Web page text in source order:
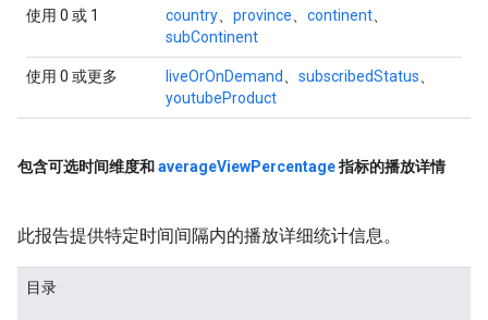
使用 0 或 1 country province continent
subContinent
使用 0 或更多 liveOrOnDemand subscribedStatus
youtubeProduct
包含可选时间维度和averageViewPercentage指标的播放详情
此报告提供特定时间间隔内的播放详细统计信息。
目录